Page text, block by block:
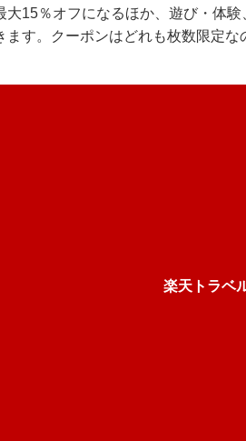
大15％オフになるほか、遊び・体
ます。クーポンはどれも枚数限定
楽天トラベ